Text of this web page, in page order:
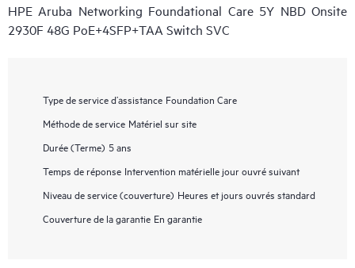
HPE Aruba Networking Foundational Care 5Y NBD Onsite
2930F 48G PoE+4SFP+TAA Switch SVC
Type de service d’assistance Foundation Care
Méthode de service Matériel sur site
Durée (Terme) 5 ans
Temps de réponse Intervention matérielle jour ouvré suivant
Niveau de service (couverture) Heures et jours ouvrés standard
Couverture de la garantie En garantie